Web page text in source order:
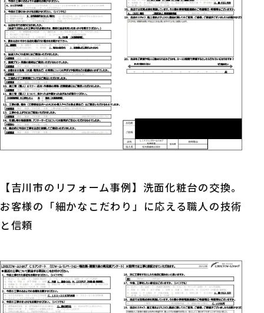
【吉川市のリフォーム事例】洗面化粧台の交換。
お客様の「細かなこだわり」に応える職人の技術
と信頼